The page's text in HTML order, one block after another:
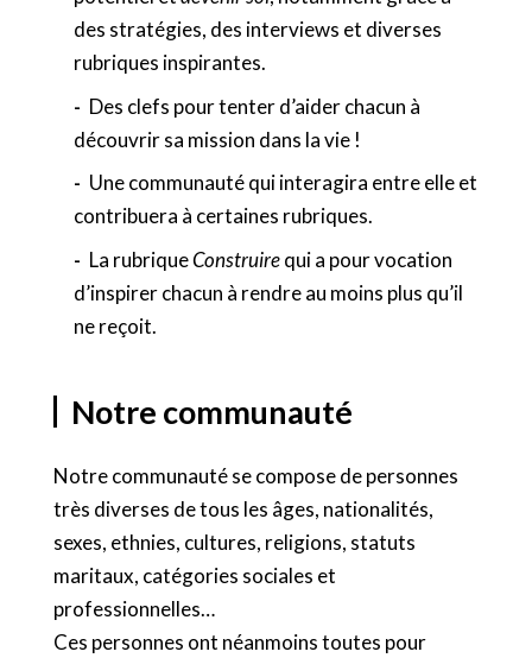
des stratégies, des interviews et diverses
rubriques inspirantes.
Des clefs pour tenter d’aider chacun à
découvrir sa mission dans la vie !
Une communauté qui interagira entre elle et
contribuera à certaines rubriques.
La rubriqueConstruirequi a pour vocation
d’inspirer chacun à rendre au moins plus qu’il
ne reçoit.
Notre communauté
Notre communauté se compose de personnes
très diverses de tous les âges, nationalités,
sexes, ethnies, cultures, religions, statuts
maritaux, catégories sociales et
professionnelles…
Ces personnes ont néanmoins toutes pour